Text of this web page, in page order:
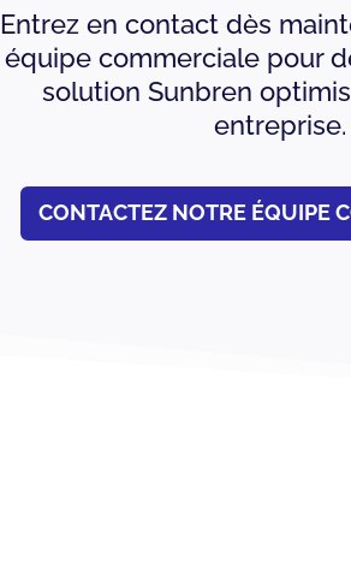
Entrez en contact dès
équipe commerciale pour
solution Sunbren
entreprise.
CONTACTEZ NOTRE ÉQUIPE